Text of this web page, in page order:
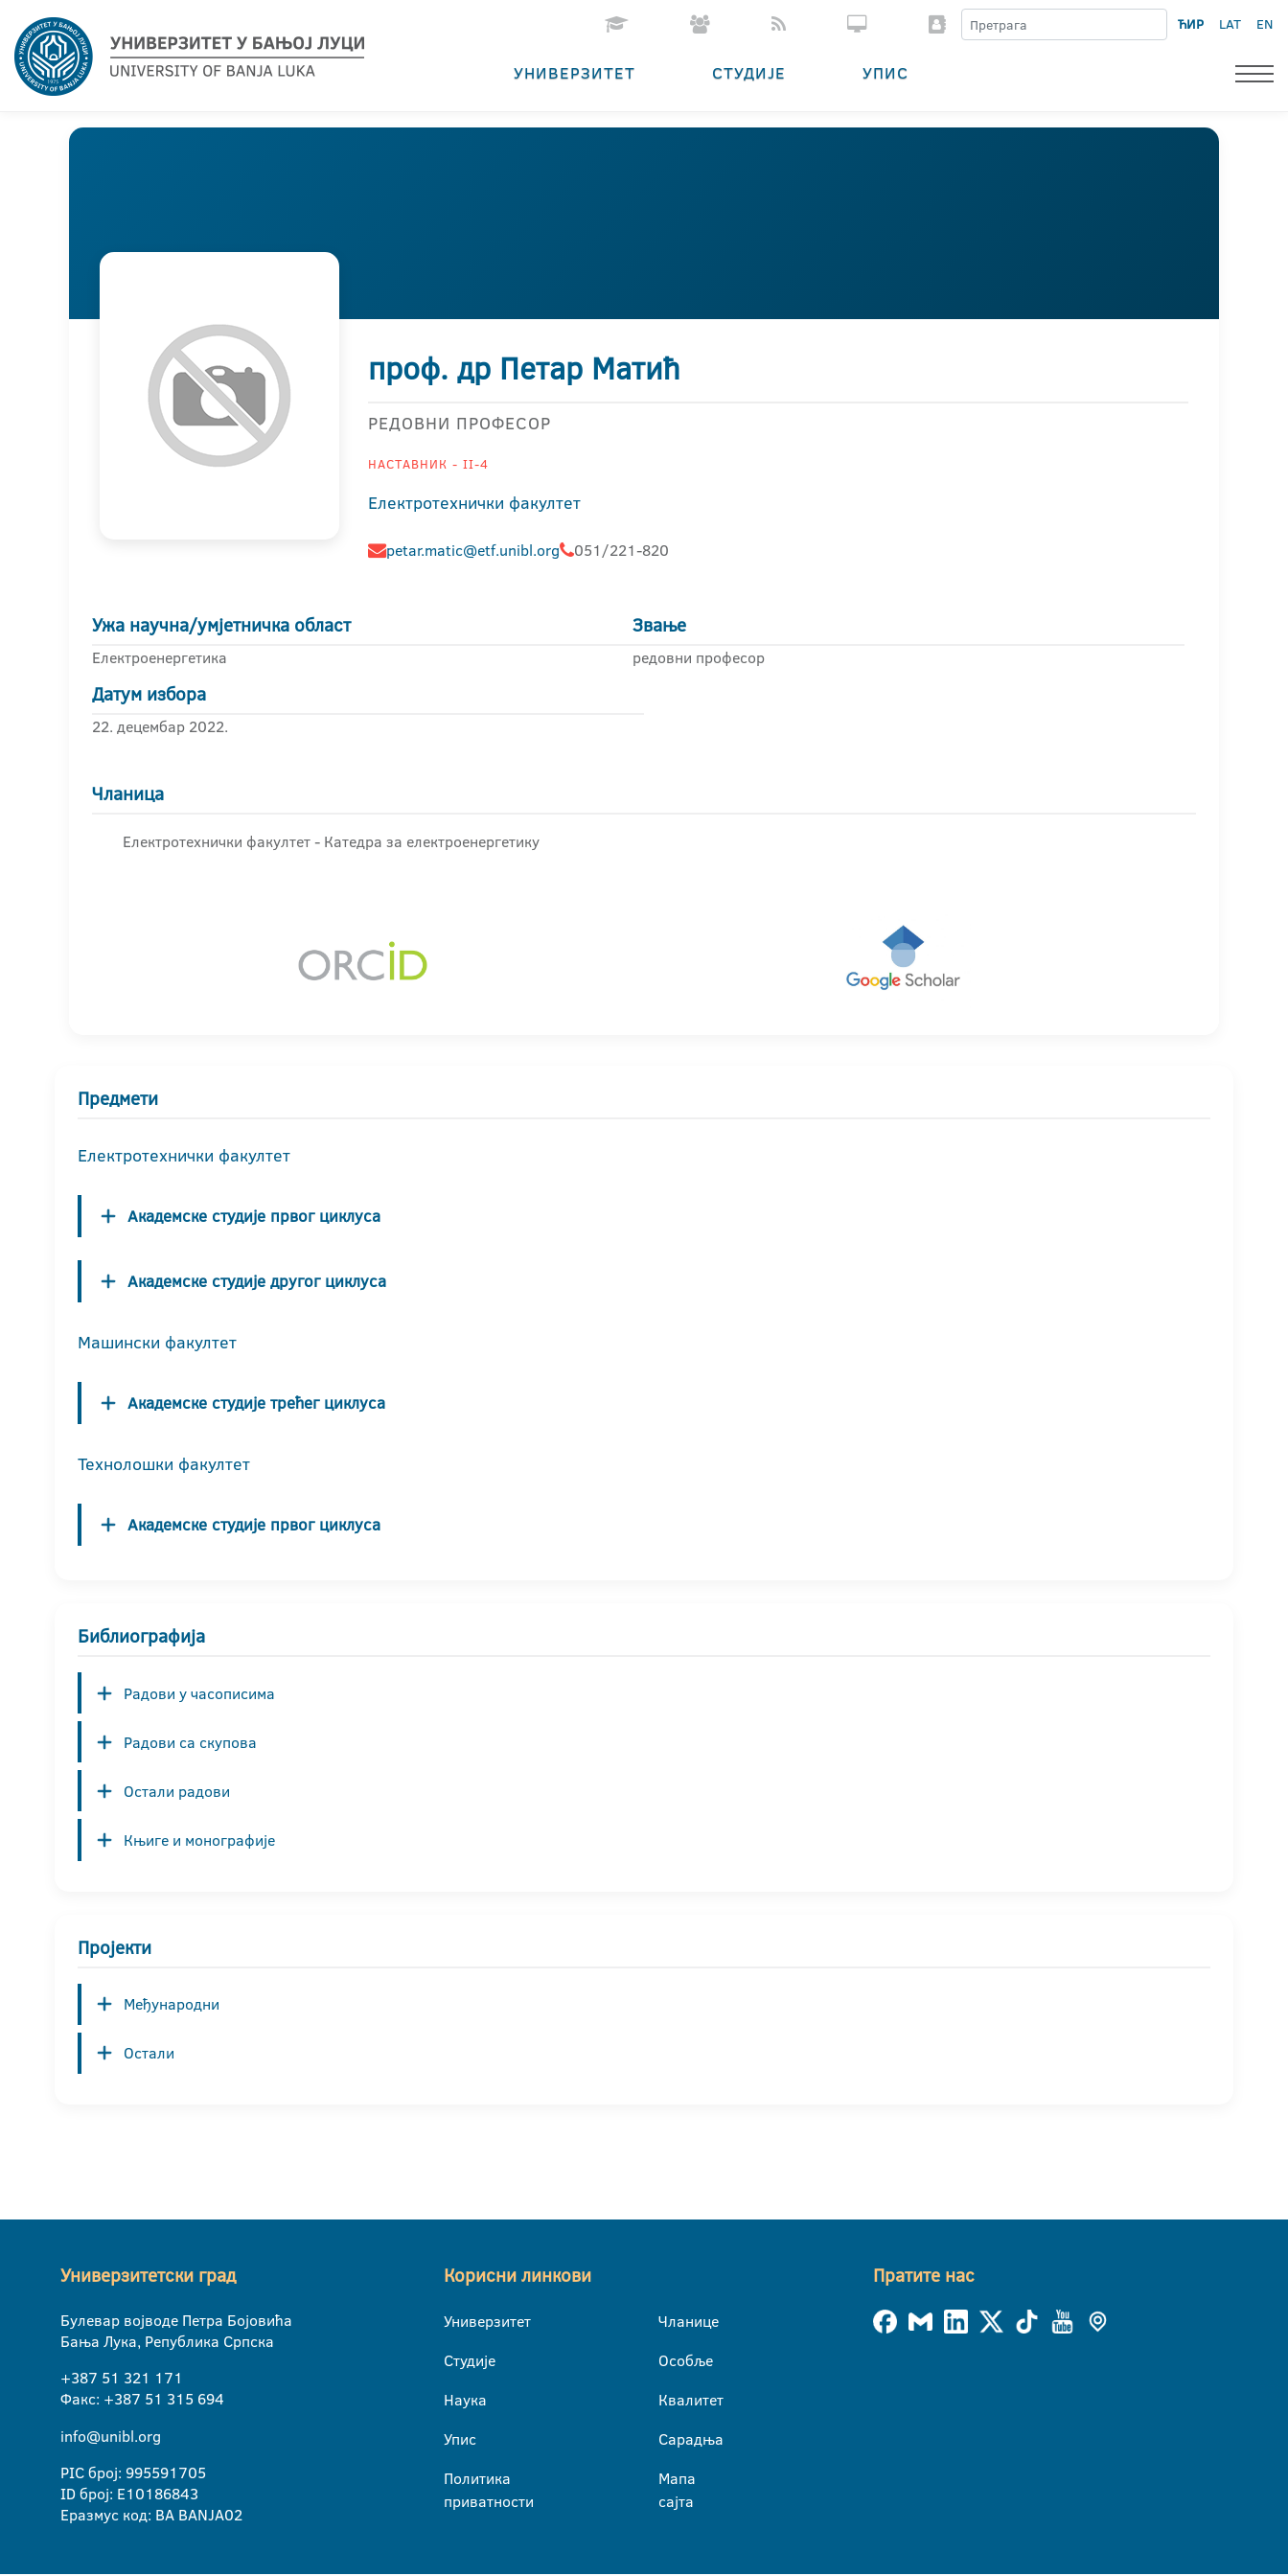
ЋИР LAT EN
УНИВЕРЗИТЕТ СТУДИЈЕ УПИС
проф. др Петар Матић
РЕДОВНИ ПРОФЕСОР
НАСТАВНИК - II-4
Електротехнички факултет
petar.matic@etf.unibl.org 051/221-820
Ужа научна/умјетничка област
Електроенергетика
Звање
редовни професор
Датум избора
22. децембар 2022.
Чланица
Електротехнички факултет - Катедра за електроенергетику
Предмети
Електротехнички факултет
Академске студије првог циклуса
Академске студије другог циклуса
Машински факултет
Академске студије трећег циклуса
Технолошки факултет
Академске студије првог циклуса
Библиографија
Радови у часописима
Радови са скупова
Остали радови
Књиге и монографије
Пројекти
Међународни
Остали
Универзитетски град
Булевар војводе Петра Бојовића
Бања Лука, Република Српска
+387 51 321 171
Факс: +387 51 315 694
info@unibl.org
PIC број: 995591705
ID број: E10186843
Еразмус код: BA BANJA02
Корисни линкови
Универзитет
Студије
Наука
Упис
Политика
приватности
Чланице
Особље
Квалитет
Сарадња
Мапа
сајта
Пратите нас